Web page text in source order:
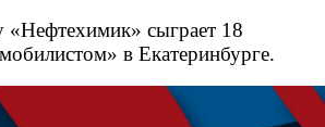
сыграет 18
в Екатеринбурге.